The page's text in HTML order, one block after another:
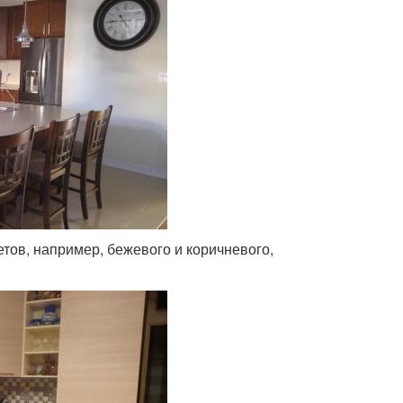
например, бежевого и коричневого,